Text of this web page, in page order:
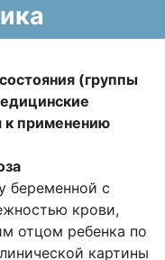
(группы
к применению
беременной с
крови,
отцом ребенка по
картины